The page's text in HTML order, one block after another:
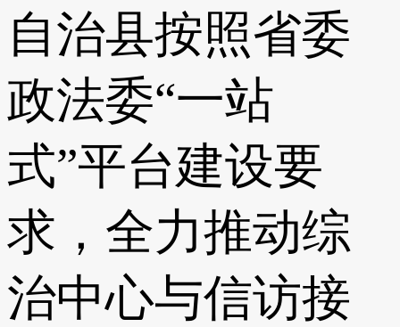
自治县按照省委
政法委“一站
式”平台建设要
求，全力推动综
治中心与信访接